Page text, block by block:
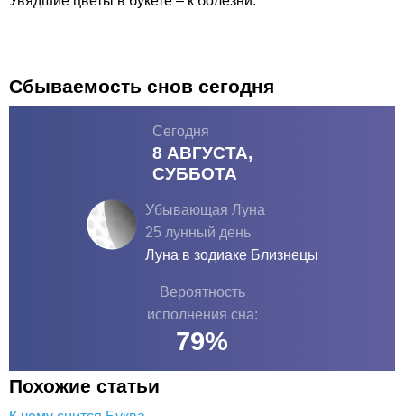
Сбываемость снов сегодня
Сегодня
8 АВГУСТА,
СУББОТА
Убывающая Луна
25 лунный день
Луна в зодиаке Близнецы
Вероятность
исполнения сна:
79%
Похожие статьи